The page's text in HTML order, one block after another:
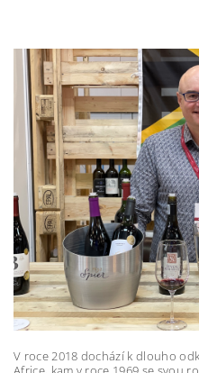
V roce 2018 dochází k dlouho